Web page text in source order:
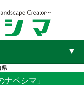
▼
県
ベシマ」